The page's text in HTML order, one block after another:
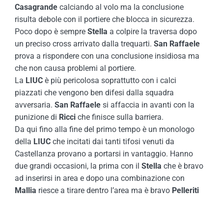
Casagrande calciando al volo ma la conclusione
risulta debole con il portiere che blocca in sicurezza.
Poco dopo è sempre Stella a colpire la traversa dopo
un preciso cross arrivato dalla trequarti. San Raffaele
prova a rispondere con una conclusione insidiosa ma
che non causa problemi al portiere.
La LIUC è più pericolosa soprattutto con i calci
piazzati che vengono ben difesi dalla squadra
avversaria. San Raffaele si affaccia in avanti con la
punizione di Ricci che finisce sulla barriera.
Da qui fino alla fine del primo tempo è un monologo
della LIUC che incitati dai tanti tifosi venuti da
Castellanza provano a portarsi in vantaggio. Hanno
due grandi occasioni, la prima con il Stella che è bravo
ad inserirsi in area e dopo una combinazione con
Mallia riesce a tirare dentro l’area ma è bravo Pelleriti